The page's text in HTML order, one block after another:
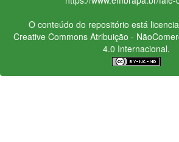
O conteúdo do repositório está
Creative CommonsAtribuição -
4.0 Internacional.